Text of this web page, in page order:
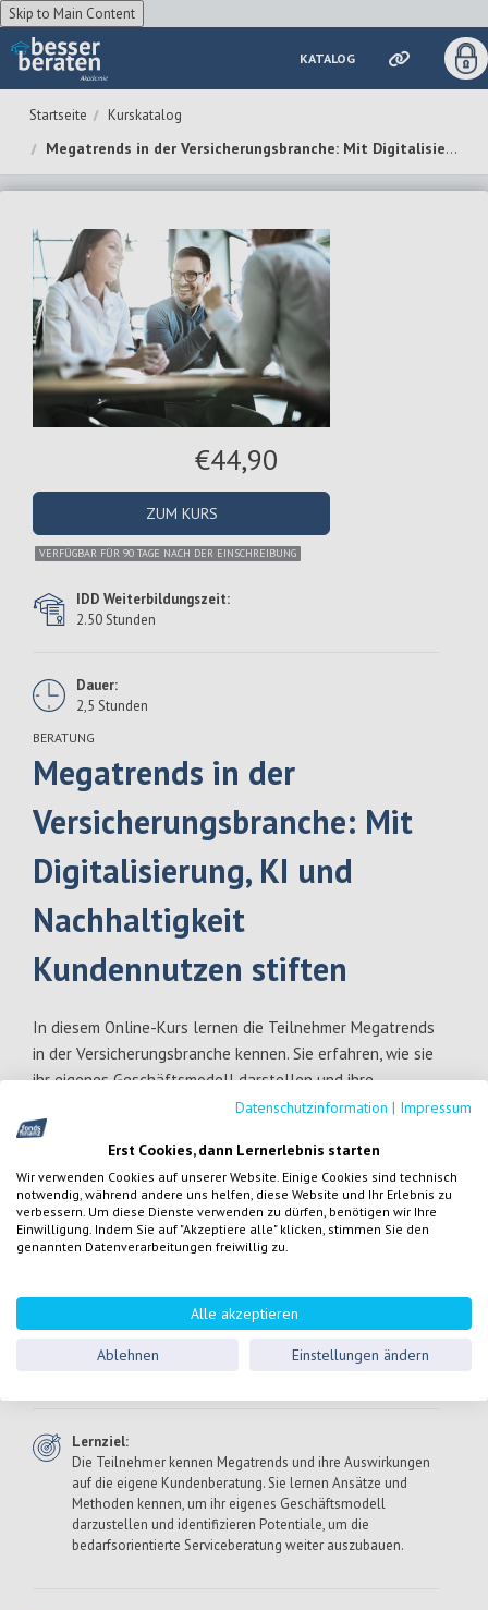
Skip to Main Content
Zum Hauptinhalt wechseln
KATALOG
Kurskatalog
Megatrends in der Versicherungsbranche: Mit Digitalisierung, KI und Nachhaltigkeit Kundennutzen stiften
€44,90
ZUM KURS
VERFÜGBAR FÜR 90 TAGE NACH DER EINSCHREIBUNG
IDD Weiterbildungszeit:
2.50 Stunden
Dauer:
2,5 Stunden
BERATUNG
Megatrends in der
Versicherungsbranche: Mit
Digitalisierung, KI und
Nachhaltigkeit
Kundennutzen stiften
In diesem Online-Kurs lernen die Teilnehmer Megatrends
in der Versicherungsbranche kennen. Sie erfahren, wie sie
ihr eigenes Geschäftsmodell darstellen und ihre
Serviceberatung weiter ausbauen können.
Mehr anzeigen
Zielgruppe:Versicherungsmakler nach § 34 d GewO
Finanzwirtschaft studiert. Während des Studiums hat er
mit Tom Wonneberger PROGRESS Finanzplaner, ein
ausschließlich an junge Menschen richtet, gegründet.
Lernziel:
Die Teilnehmer kennen Megatrends und ihre Auswirkungen
auf die eigene Kundenberatung. Sie lernen Ansätze und
Methoden kennen, um ihr eigenes Geschäftsmodell
darzustellen und identifizieren Potentiale, um die
bedarfsorientierte Serviceberatung weiter auszubauen.
Datenschutzinformation | Impressum
Erst Cookies, dann Lernerlebnis starten
Wir verwenden Cookies auf unserer Website. Einige Cookies sind technisch
notwendig, während andere uns helfen, diese Website und Ihr Erlebnis zu
verbessern. Um diese Dienste verwenden zu dürfen, benötigen wir Ihre
Einwilligung. Indem Sie auf "Akzeptiere alle" klicken, stimmen Sie den
genannten Datenverarbeitungen freiwillig zu.
Alle akzeptieren
Ablehnen Einstellungen ändern